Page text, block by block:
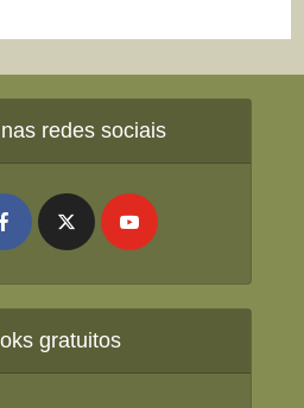
redes sociais
gratuitos